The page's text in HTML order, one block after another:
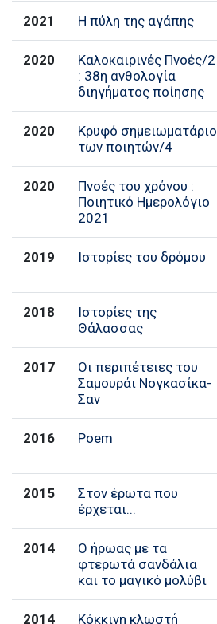
2021 Η πύλη της αγάπης
2020
Καλοκαιρινές Πνοές/2
: 38η ανθολογία
διηγήματος ποίησης
2020
Κρυφό σημειωματάριο
των ποιητών/4
2020
Πνοές του χρόνου :
Ποιητικό Ημερολόγιο
2021
2019 Ιστορίες του δρόμου
2018
Ιστορίες της
Θάλασσας
2017
Οι περιπέτειες του
Σαμουράι Νογκασίκα-
Σαν
2016 Poem
2015
Στον έρωτα που
έρχεται...
2014
Ο ήρωας με τα
φτερωτά σανδάλια
και το μαγικό μολύβι
2014
Κόκκινη κλωστή